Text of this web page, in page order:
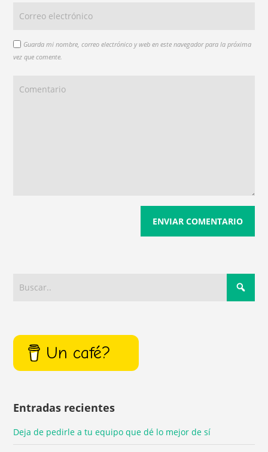
Guarda mi nombre, correo electrónico y web en este navegador para la próxima
vez que comente.
Un café?
Entradas recientes
Deja de pedirle a tu equipo que dé lo mejor de sí